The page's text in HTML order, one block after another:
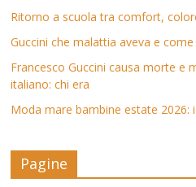
Ritorno a scuola tra comfort,
Guccini che malattia aveva e
Francesco Guccini causa morte e
italiano: chi era
Moda mare bambine estate 2026:
Pagine